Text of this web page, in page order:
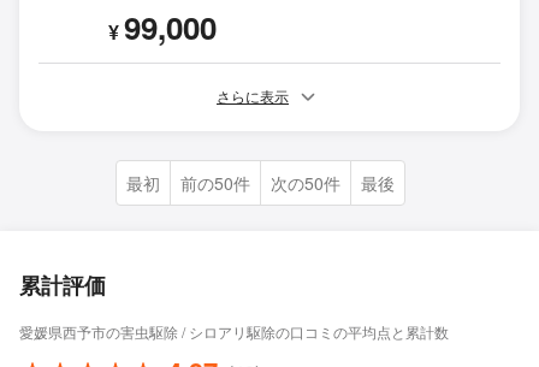
¥99,000
さらに表示
最初 前の50件 次の50件 最後
累計評価
愛媛県西予市の害虫駆除 / シロアリ駆除の口コミの平均点と累計数